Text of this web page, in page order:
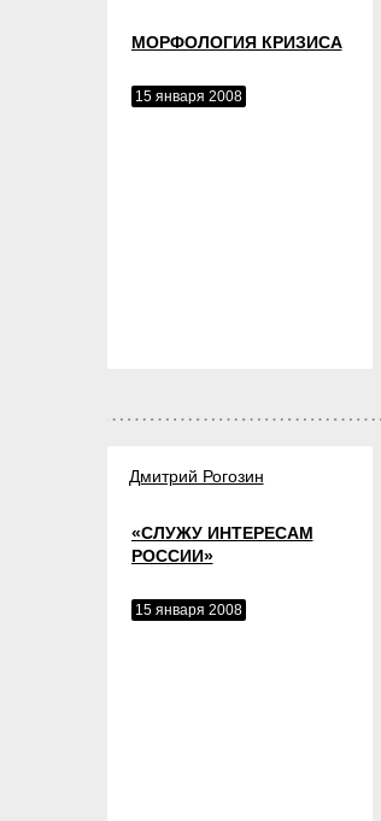
МОРФОЛОГИЯ КРИЗИСА
15 января 2008
Дмитрий Рогозин
«СЛУЖУ ИНТЕРЕСАМ
РОССИИ»
15 января 2008